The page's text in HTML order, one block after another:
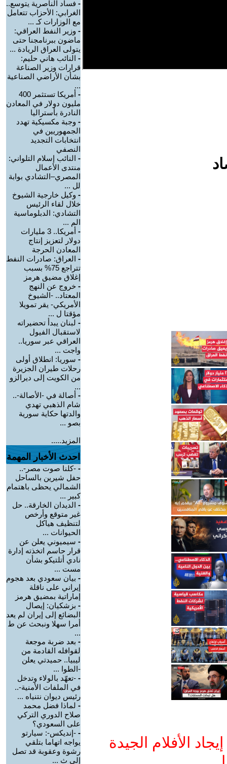
الأفلام الجيدة
- فساد الناصرية يتوسع..
الغرابي: الأحزاب تتعامل
مع الوزارات كـ ...
- وزير النفط العراقي:
ماضون ببرنامجنا حتى
يتولى العراق الريادة ...
- النائب هاني حليم:
قرارات وزير الصناعة
بشأن الأراضي الصناعية
...
-
أمريكا تستثمر 400
مليون دولار في المعادن
النادرة بأستراليا
- وجبة مكسيكية تهدد
الجمهوريين في
انتخابات التجديد
النصفي
- النائب إسلام التلواني:
منتدى الأعمال
المصري–التشادي بوابة
لل ...
- وكيل خارجية الشيوخ
خلال لقاء الرئيس
التشادي: الدبلوماسية
الم ...
-
أمريكا.. 3 مليارات
دولار لتعزيز إنتاج
المعادن الحرجة
- العراق: صادرات النفط
تتراجع 75% بسبب
إغلاق مضيق هرمز
- خروج عن النهج
المعتاد.. -الشيوخ
الأمريكي- يقر تمويلا
مؤقتا ل ...
- لبنان يبدأ تحضيراته
لاستقبال الفيول
العراقي عبر سوريا..
واجت ...
- سوريا: انطلاق أولى
رحلات طيران الجزيرة
من الكويت إلى ديرالزو
...
- أصالة في -الأصالة-..
شام الذهبي تهدي
والدتها حكاية سورية
بصو ...
المزيد.....
احدث الأخبار المهمة
- -كلنا صوت مصر-..
حفل شيرين بالساحل
الشمالي يحظى باهتمام
كبير ...
- الديدان الخارقة.. حل
غير متوقع وأرخص
لتنظيف هياكل
الحيوانات ...
- سيميوني يعلن عن
قرار حاسم اتخذته إدارة
نادي أتلتيكو بشأن
مست ...
- بيان سعودي بعد هجوم
إيراني على ناقلة
إماراتية بمضيق هرمز
- بزشكيان: إيصال
البضائع إلى إيران لم يعد
أمرا سهلا ونبحث عن ط
...
- بعد ضربة موجعة
لقوافله القادمة من
ليبيا.. حميدتي يعلن
-الطوا ...
- -تعهّد بالولاء وتدخل
في الملفات الأمنية-..
رئيس ديوان نتنياه ...
- لماذا فضل محمد
صلاح الدوري التركي
على السعودي؟
- -إنديكس-: سيارتو
يواجه اتهاما بتلقي
رشوة وعقوبة قد تصل
إلى ث ...